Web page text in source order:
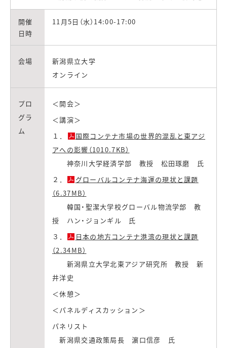
開催
日時
11月5日（水）14:00-17:00
会場
新潟県立大学
オンライン
プロ
グラ
ム
＜開会＞
＜講演＞
１．
国際コンテナ市場の世界的混乱と東アジ
アへの影響（1010.7KB）
神奈川大学経済学部 教授 松田琢磨 氏
２．
グローバルコンテナ海運の現状と課題
（6.37MB）
韓国・聖潔大学校グローバル物流学部 教
授 ハン・ジョンギル 氏
３．
日本の地方コンテナ港湾の現状と課題
（2.34MB）
新潟県立大学北東アジア研究所 教授 新
井洋史
＜休憩＞
＜パネルディスカッション＞
パネリスト
新潟県交通政策局長 濵口信彦 氏